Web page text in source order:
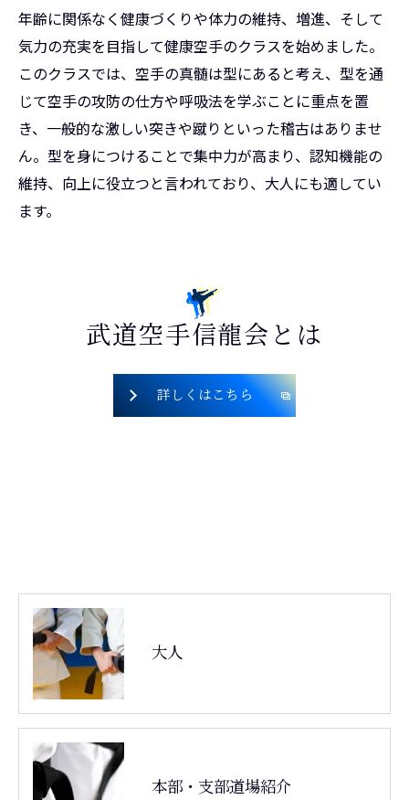
年齢に関係なく健康づくりや体力の維持、増進、そして
気力の充実を目指して健康空手のクラスを始めました。
このクラスでは、空手の真髄は型にあると考え、型を通
じて空手の攻防の仕方や呼吸法を学ぶことに重点を置
き、一般的な激しい突きや蹴りといった稽古はありませ
ん。型を身につけることで集中力が高まり、認知機能の
維持、向上に役立つと言われており、大人にも適してい
ます。
武道空手信龍会とは
詳しくはこちら
大人
本部・支部道場紹介